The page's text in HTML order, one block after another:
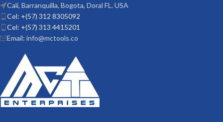
Cali, Barranquilla, Bogota, Doral FL. USA
Cel: +(57) 312 8305092
Cel: +(57) 313 4415201
Email: info@mctools.co